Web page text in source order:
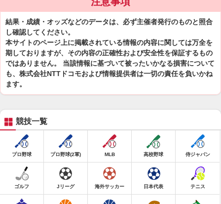
結果・成績・オッズなどのデータは、必ず主催者発行のものと照合
し確認してください。
本サイトのページ上に掲載されている情報の内容に関しては万全を
期しておりますが、その内容の正確性および安全性を保証するもの
ではありません。 当該情報に基づいて被ったいかなる損害について
も、株式会社NTTドコモおよび情報提供者は一切の責任を負いかね
ます。
競技一覧
プロ野球 プロ野球(2軍) MLB 高校野球 侍ジャパン
ゴルフ Jリーグ 海外サッカー 日本代表 テニス